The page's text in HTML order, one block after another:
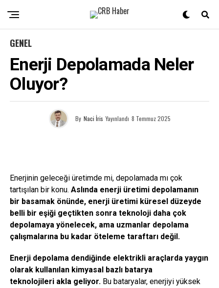
GENEL
Enerji Depolamada Neler
Oluyor?
By Naci İris Yayınlandı 8 Temmuz 2025
Enerjinin geleceği üretimde mi, depolamada mı çok
tartışılan bir konu. Aslında enerji üretimi depolamanın
bir basamak önünde, enerji üretimi küresel düzeyde
belli bir eşiği geçtikten sonra teknoloji daha çok
depolamaya yönelecek, ama uzmanlar depolama
çalışmalarına bu kadar öteleme taraftarı değil.
Enerji depolama dendiğinde elektrikli araçlarda yaygın
olarak kullanılan kimyasal bazlı batarya
teknolojileri akla geliyor. Bu bataryalar, enerjiyi yüksek